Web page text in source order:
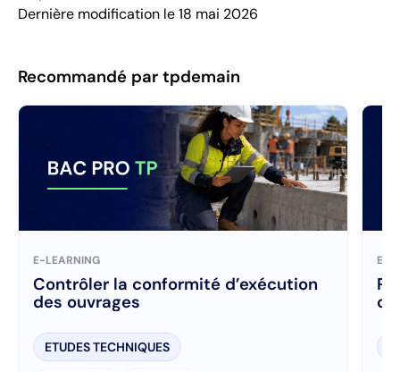
Dernière modification le 18 mai 2026
Recommandé par tpdemain
E-LEARNING
Contrôler la conformité d’exécution
des ouvrages
ETUDES TECHNIQUES
E-